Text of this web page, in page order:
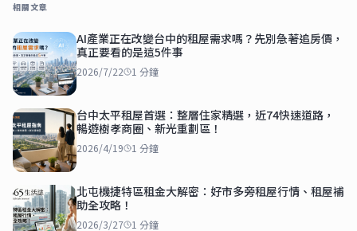
相關文章
AI產業正在改變台中的租屋需求嗎？先別急著追房價，
真正要看的是這5件事
2026/7/22 1 分鐘
台中太平租屋首選：整層住家精選，近74快速道路，
暢遊樹孝商圈、新光重劃區！
2026/4/19 1 分鐘
北屯機捷特區租金大解密：好市多旁租屋行情、租屋補
助全攻略！
2026/3/27 1 分鐘